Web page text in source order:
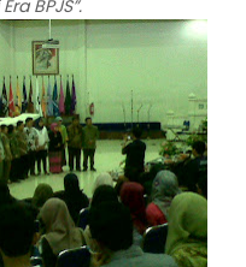
BPJS”.